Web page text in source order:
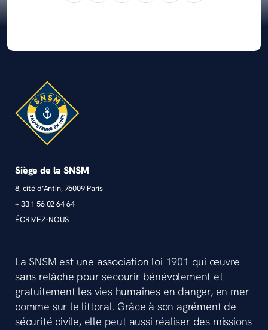
Siège de la SNSM
8, cité d’Antin, 75009 Paris
+ 33 1 56 02 64 64
ÉCRIVEZ-NOUS
La SNSM est une association loi 1901 qui œuvre
sans relâche pour secourir bénévolement et
gratuitement les vies humaines en danger, en mer
comme sur le littoral. Grâce à son agrément de
sécurité civile, elle peut aussi réaliser des missions